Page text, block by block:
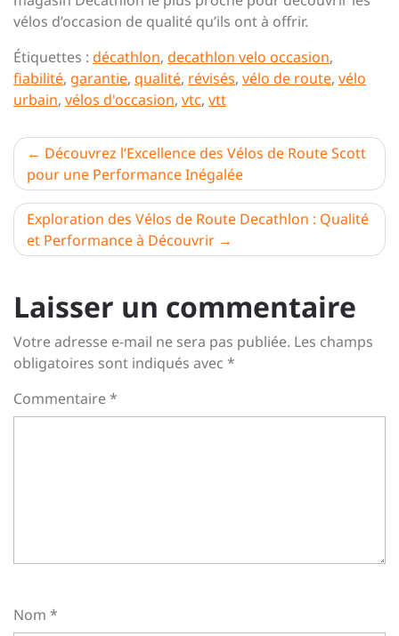
vélos d’occasion de qualité qu’ils ont à offrir.
Étiquettes : décathlon, decathlon velo occasion,
fiabilité, garantie, qualité, révisés, vélo de route, vélo
urbain, vélos d'occasion, vtc, vtt
Navigation
de
l’article
Découvrez l’Excellence des Vélos de Route Scott
pour une Performance Inégalée
Exploration des Vélos de Route Decathlon : Qualité
et Performance à Découvrir
Laisser un commentaire
Votre adresse e-mail ne sera pas publiée. Les champs
obligatoires sont indiqués avec *
Commentaire*
Nom *